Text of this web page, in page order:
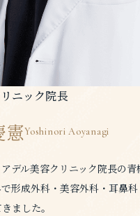
ニック院長
Yoshinori Aoyanagi
デル美容クリニック院長の青
形成外科・美容外科・耳鼻
ました。